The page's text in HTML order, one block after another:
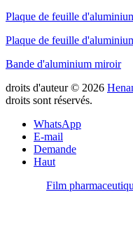
Plaque de feuille
Plaque de feuille
Bande d'aluminium miroir
droits d'auteur © 2026
droits sont réservés.
WhatsApp
E-mail
Demande
Haut
Film